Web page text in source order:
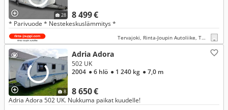
28 8 499 €
* Parivuode * Nestekeskuslämmitys *
Tervajoki, Rinta-Joupin Autoliike, Tervajoki
8
Adria Adora
8 650 €
502 UK
2004 ● 6 hlö ● 1 240 kg ● 7,0 m
Adria Adora 502 UK. Nukkuma paikat kuudelle!